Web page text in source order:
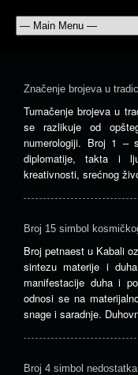
Značenje brojeva u
Tumačenje brojeva u
se razlikuje od
numerologiji. Broj 1 –
diplomatije, takta i
kreativnosti, srećnog
Broj 15 simbol
Broj petnaest u Kabali
sintezu materije i
manifestacije duha i
odnosi se na
snage i saradnje.
Broj 4 simbol